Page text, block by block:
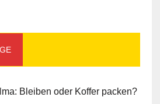
Bleiben oder Koffer packen?